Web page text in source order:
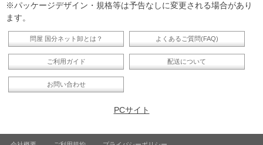
※パッケージデザイン・規格等は予告なしに変更される場合があり
ます。
問屋 国分ネット卸とは？ よくあるご質問(FAQ)
ご利用ガイド 配送について
お問い合わせ
PCサイト